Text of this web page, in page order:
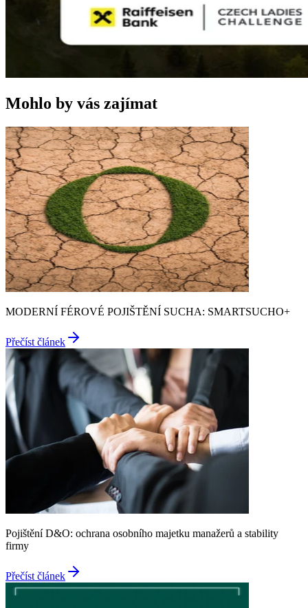
Mohlo by vás zajímat
MODERNÍ FÉROVÉ POJIŠTĚNÍ SUCHA: SMARTSUCHO+
Přečíst článek
Pojištění D&O: ochrana osobního majetku manažerů a stability
firmy
Přečíst článek